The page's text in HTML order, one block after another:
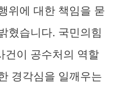
위에 대한 책임을 묻
혔습니다. 국민의힘
건이 공수처의 역할
경각심을 일깨우는